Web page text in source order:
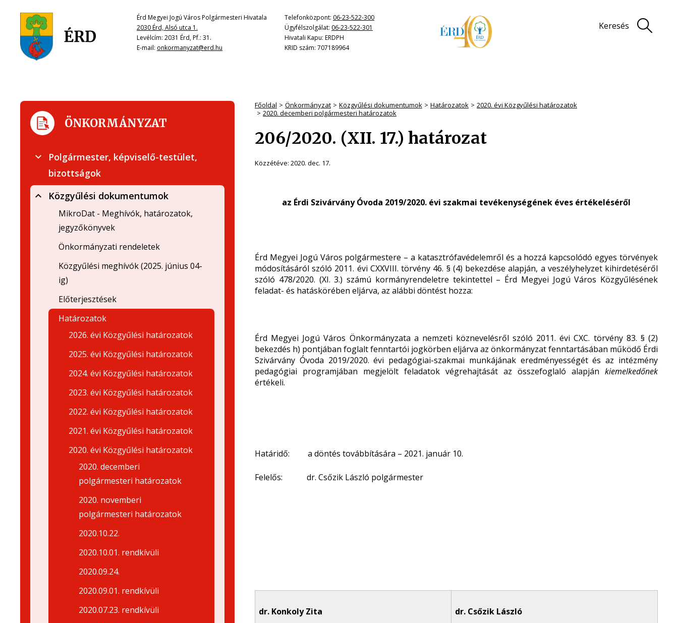
Érd Megyei Jogú Város Polgármesteri Hivatala
2030 Érd, Alsó utca 1.
Levélcím: 2031 Érd, Pf.: 31.
E-mail: onkormanyzat@erd.hu
Telefonközpont: 06-23-522-300
Ügyfélszolgálat: 06-23-522-301
Hivatali Kapu: ERDPH
KRID szám: 707189964
Keresés
Főoldal Önkormányzat Közgyűlési dokumentumok Határozatok
2020. évi Közgyűlési határozatok
2020. decemberi polgármesteri határozatok
206/2020. (XII. 17.) határozat
Közzétéve: 2020. dec. 17.
az Érdi Szivárvány Óvoda 2019/2020. évi szakmai tevékenységének éves értékeléséről
Érd Megyei Jogú Város polgármestere – a katasztrófavédelemről és a hozzá kapcsolódó egyes törvények
módosításáról szóló 2011. évi CXXVIII. törvény 46. § (4) bekezdése alapján, a veszélyhelyzet kihirdetéséről
szóló 478/2020. (XI. 3.) számú kormányrendeletre tekintettel – Érd Megyei Jogú Város Közgyűlésének
feladat- és hatáskörében eljárva, az alábbi döntést hozza:
Érd Megyei Jogú Város Önkormányzata a nemzeti köznevelésről szóló 2011. évi CXC. törvény 83. § (2)
bekezdés h) pontjában foglalt fenntartói jogkörben eljárva az önkormányzat fenntartásában működő Érdi
Szivárvány Óvoda 2019/2020. évi pedagógiai-szakmai munkájának eredményességét és az intézmény
pedagógiai programjában megjelölt feladatok végrehajtását az összefoglaló alapján kiemelkedőnek
értékeli.
Határidő: a döntés továbbítására – 2021. január 10.
Felelős: dr. Csőzik László polgármester
dr. Konkoly Zita dr. Csőzik László
ÖNKORMÁNYZAT
Polgármester, képviselő-testület,
bizottságok
Közgyűlési dokumentumok
MikroDat - Meghívók, határozatok,
jegyzőkönyvek
Önkormányzati rendeletek
Közgyűlési meghívók (2025. június 04-
ig)
Előterjesztések
Határozatok
2026. évi Közgyűlési határozatok
2025. évi Közgyűlési határozatok
2024. évi Közgyűlési határozatok
2023. évi Közgyűlési határozatok
2022. évi Közgyűlési határozatok
2021. évi Közgyűlési határozatok
2020. évi Közgyűlési határozatok
2020. decemberi
polgármesteri határozatok
2020. novemberi
polgármesteri határozatok
2020.10.22.
2020.10.01. rendkívüli
2020.09.24.
2020.09.01. rendkívüli
2020.07.23. rendkívüli